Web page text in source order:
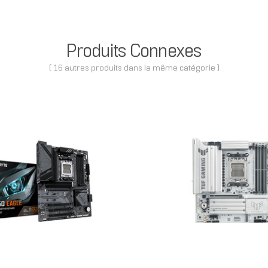
Produits Connexes
( 16 autres produits dans la même catégorie )